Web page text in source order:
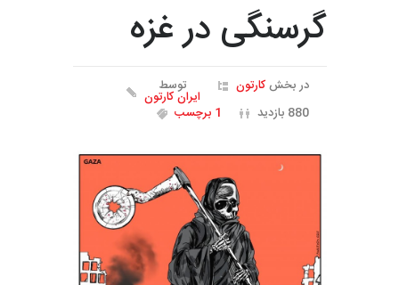
گرسنگی در غزه
در بخشکارتون توسط
ایران کارتون
880 بازدید
1 برچسب